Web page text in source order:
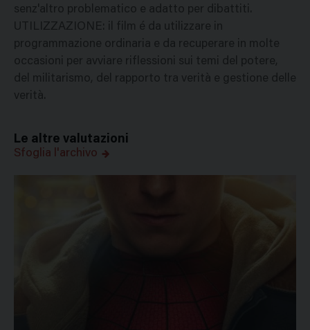
senz'altro problematico e adatto per dibattiti.
UTILIZZAZIONE: il film é da utilizzare in
programmazione ordinaria e da recuperare in molte
occasioni per avviare riflessioni sui temi del potere,
del militarismo, del rapporto tra verità e gestione delle
verità.
Le altre valutazioni
Sfoglia l'archivo